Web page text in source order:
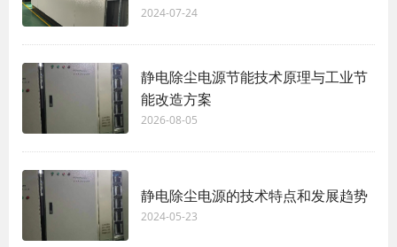
2024-07-24
静电除尘电源节能技术原理与工业节
能改造方案
2026-08-05
静电除尘电源的技术特点和发展趋势
2024-05-23